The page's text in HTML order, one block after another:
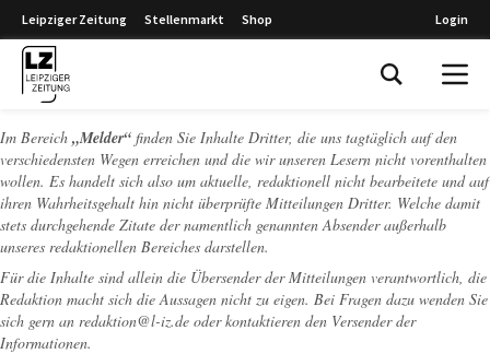
Leipziger Zeitung Stellenmarkt Shop Login
Im Bereich „Melder“ finden Sie Inhalte Dritter, die uns tagtäglich auf den
verschiedensten Wegen erreichen und die wir unseren Lesern nicht vorenthalten
wollen. Es handelt sich also um aktuelle, redaktionell nicht bearbeitete und auf
ihren Wahrheitsgehalt hin nicht überprüfte Mitteilungen Dritter. Welche damit
stets durchgehende Zitate der namentlich genannten Absender außerhalb
unseres redaktionellen Bereiches darstellen.
Für die Inhalte sind allein die Übersender der Mitteilungen verantwortlich, die
Redaktion macht sich die Aussagen nicht zu eigen. Bei Fragen dazu wenden Sie
sich gern an redaktion@l-iz.de oder kontaktieren den Versender der
Informationen.